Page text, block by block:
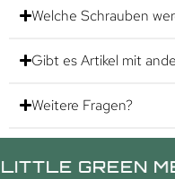
Welche Schrauben
Gibt es Artikel mit
Weitere Fragen?
GREEN MEN.